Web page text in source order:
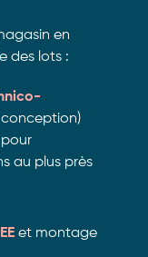
en
des lots :
au plus près
et montage